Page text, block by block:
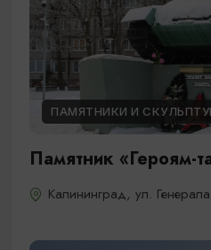
ПАМЯТНИКИ И
Памятник «Героям-
Калининград, ул.